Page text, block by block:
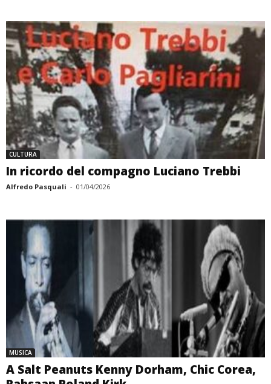
CULTURA
In ricordo del compagno Luciano Trebbi
Alfredo Pasquali - 01/04/2026
MUSICA
A Salt Peanuts Kenny Dorham, Chic Corea,